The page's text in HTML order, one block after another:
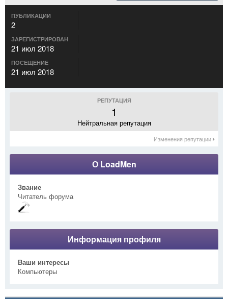
ПУБЛИКАЦИИ
2
ЗАРЕГИСТРИРОВАН
21 июл 2018
ПОСЕЩЕНИЕ
21 июл 2018
РЕПУТАЦИЯ
1
Нейтральная репутация
Изменения репутации
О LoadMen
Звание
Читатель форума
Информация профиля
Ваши интересы
Компьютеры